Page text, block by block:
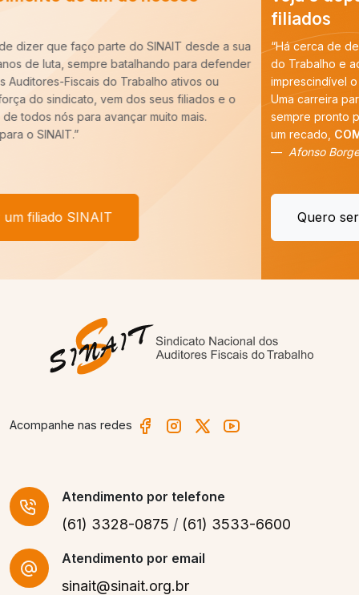
“Há cerca de dez anos entrei para a carreira de Auditoria-Fiscal
do Trabalho e ao longo desse período constatei que é
imprescindível o trabalho do SINAIT para a nossa categoria.
Uma carreira para ser forte precisa de um Sindicato forte,
sempre pronto para batalhar pelos nossos interesses. E tenho
um recado,COM VOCÊ FILIADO, SEREMOS MAIS!”
Quero ser um filiado SINAIT
Acompanhe nas redes
Atendimento por telefone
(61) 3328-0875 / (61) 3533-6600
Atendimento por email
sinait@sinait.org.br